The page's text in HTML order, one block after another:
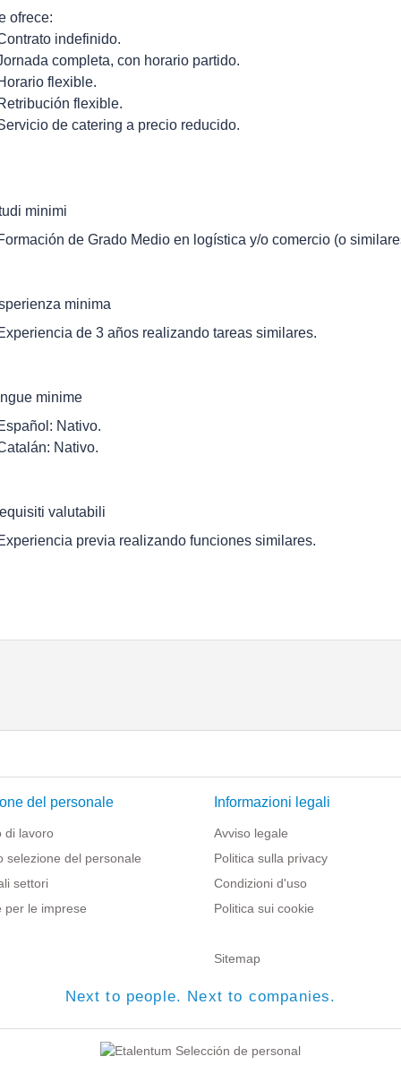
ofrece:
indefinido.
completa, con horario partido.
flexible.
flexible.
de catering a precio reducido.
minimi
de Grado Medio en logística y/o comercio (o
minima
de 3 años realizando tareas similares.
minime
Nativo.
Nativo.
valutabili
previa realizando funciones similares.
del personale
di lavoro
selezione del personale
settori
per le imprese
Informazioni legali
Avviso legale
Politica sulla privacy
Condizioni d'uso
Politica sui cookie
Sitemap
Next to people. Next to companies.